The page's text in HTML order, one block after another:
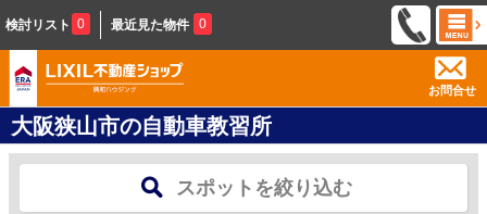
検討リスト 0 最近見た物件 0
お問合せ
大阪狭山市の自動車教習所
スポットを絞り込む